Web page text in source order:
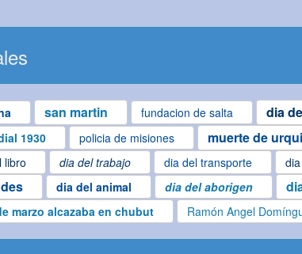
san martin fundacion de salta dia
1930 policia de misiones muerte de
libro dia del trabajo dia del transporte
dia del animal dia del aborigen
marzo alcazaba en chubut Ramón Angel